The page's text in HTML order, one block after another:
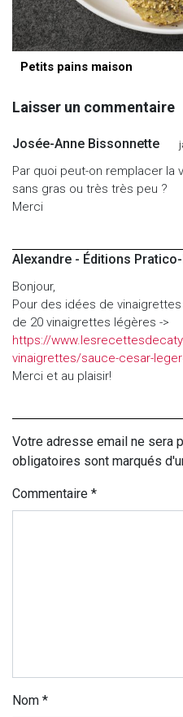
Petits pains maison
Laisser un commentaire
Josée-Anne Bissonnette
Par quoi peut-on remplacer la
sans gras ou très très peu ?
Merci
Alexandre - Éditions
Bonjour,
Pour des idées de
de 20 vinaigrettes légères ->
https://
vinaigrettes/sauce-cesar-
Merci et au plaisir!
Votre adresse email ne sera
obligatoires sont marqués
Commentaire *
Nom *